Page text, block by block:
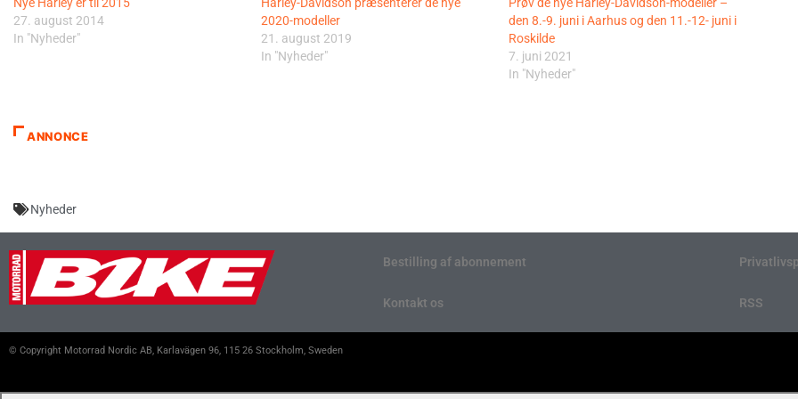
27. august 2014
In "Nyheder"
2020-modeller
21. august 2019
In "Nyheder"
den 8.-9. juni i Aarhus og den 11.-12- juni i
Roskilde
7. juni 2021
In "Nyheder"
ANNONCE
Nyheder
Bestilling af abonnement
Kontakt os RSS
© Copyright Motorrad Nordic AB, Karlavägen 96, 115 26 Stockholm, Sweden